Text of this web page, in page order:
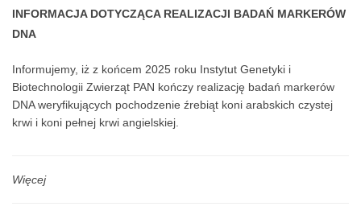
INFORMACJA DOTYCZĄCA REALIZACJI BADAŃ MARKERÓW
DNA
Informujemy, iż z końcem 2025 roku Instytut Genetyki i
Biotechnologii Zwierząt PAN kończy realizację badań markerów
DNA weryfikujących pochodzenie źrebiąt koni arabskich czystej
krwi i koni pełnej krwi angielskiej.
Więcej